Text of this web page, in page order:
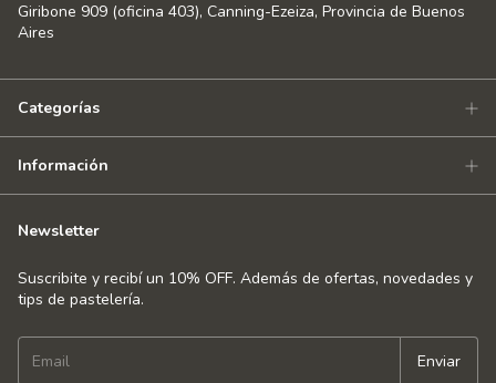
Giribone 909 (oficina 403), Canning-Ezeiza, Provincia de Buenos
Aires
Categorías
Información
Newsletter
Suscribite y recibí un 10% OFF. Además de ofertas, novedades y
tips de pastelería.